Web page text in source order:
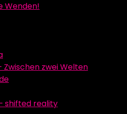
Wenden!
Zwischen zwei Welten
shifted reality